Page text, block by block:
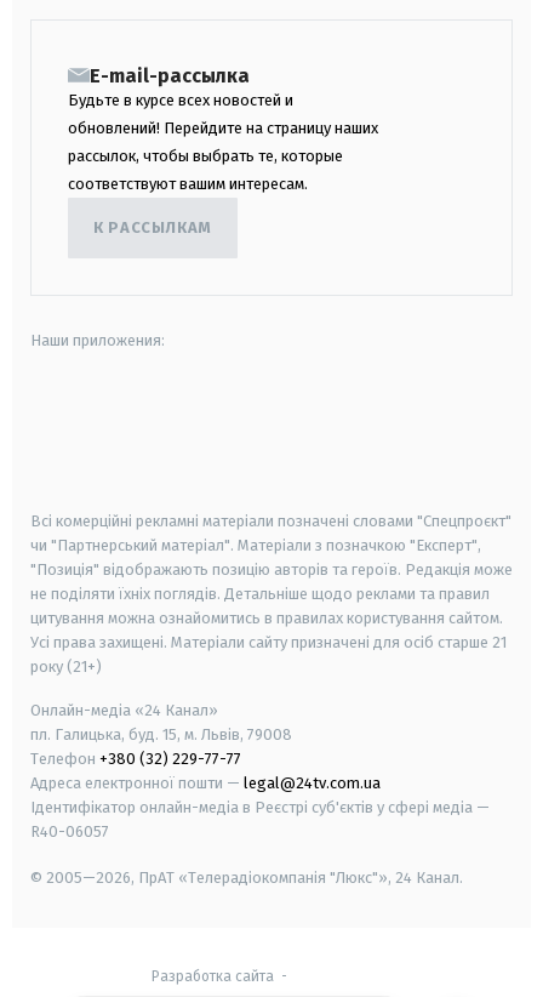
E-mail-рассылка
Будьте в курсе всех новостей и
обновлений! Перейдите на страницу наших
рассылок, чтобы выбрать те, которые
соответствуют вашим интересам.
К РАССЫЛКАМ
Наши приложения:
Всі комерційні рекламні матеріали позначені словами "Спецпроєкт"
чи "Партнерський матеріал". Матеріали з позначкою "Експерт",
"Позиція" відображають позицію авторів та героїв. Редакція може
не поділяти їхніх поглядів. Детальніше щодо реклами та правил
цитування можна ознайомитись в правилах користування сайтом.
Усі права захищені. Матеріали сайту призначені для осіб старше 21
року (21+)
Онлайн-медіа «24 Канал»
пл. Галицька, буд. 15, м. Львів, 79008
Телефон +380 (32) 229-77-77
Адреса електронної пошти — legal@24tv.com.ua
Ідентифікатор онлайн-медіа в Реєстрі суб'єктів у сфері медіа —
R40-06057
© 2005—2026, ПрАТ «Телерадіокомпанія "Люкс"», 24 Канал.
Разработка сайта -